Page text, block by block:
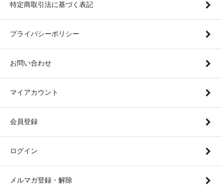
特定商取引法に基づく表記
プライバシーポリシー
お問い合わせ
マイアカウント
会員登録
ログイン
メルマガ登録・解除